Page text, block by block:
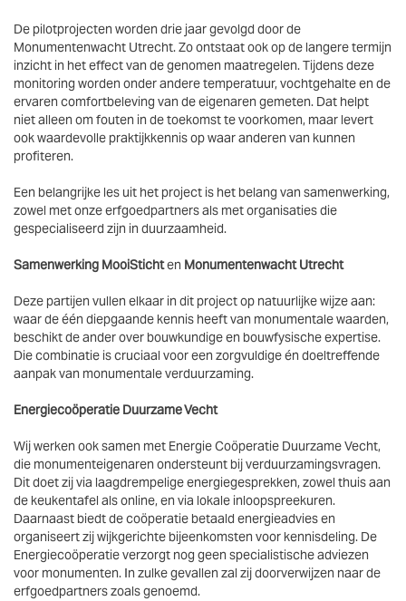
De pilotprojecten worden drie jaar gevolgd door de
Monumentenwacht Utrecht. Zo ontstaat ook op de langere termijn
inzicht in het effect van de genomen maatregelen. Tijdens deze
monitoring worden onder andere temperatuur, vochtgehalte en de
ervaren comfortbeleving van de eigenaren gemeten. Dat helpt
niet alleen om fouten in de toekomst te voorkomen, maar levert
ook waardevolle praktijkkennis op waar anderen van kunnen
profiteren.
Een belangrijke les uit het project is het belang van samenwerking,
zowel met onze erfgoedpartners als met organisaties die
gespecialiseerd zijn in duurzaamheid.
Samenwerking MooiStichten Monumentenwacht Utrecht
Deze partijen vullen elkaar in dit project op natuurlijke wijze aan:
waar de één diepgaande kennis heeft van monumentale waarden,
beschikt de ander over bouwkundige en bouwfysische expertise.
Die combinatie is cruciaal voor een zorgvuldige én doeltreffende
aanpak van monumentale verduurzaming.
Energiecoöperatie Duurzame Vecht
Wij werken ook samen met Energie Coöperatie Duurzame Vecht,
die monumenteigenaren ondersteunt bij verduurzamingsvragen.
Dit doet zij via laagdrempelige energiegesprekken, zowel thuis aan
de keukentafel als online, en via lokale inloopspreekuren.
Daarnaast biedt de coöperatie betaald energieadvies en
organiseert zij wijkgerichte bijeenkomsten voor kennisdeling. De
Energiecoöperatie verzorgt nog geen specialistische adviezen
voor monumenten. In zulke gevallen zal zij doorverwijzen naar de
erfgoedpartners zoals genoemd.